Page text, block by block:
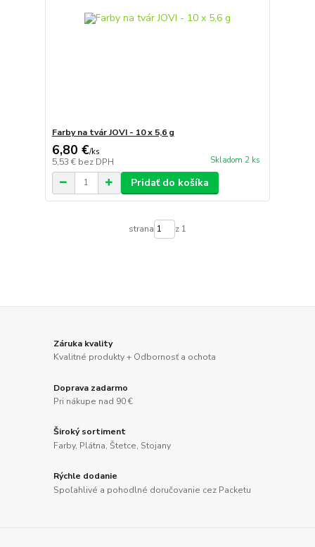
Farby na tvár JOVI - 10 x 5,6 g
6,80 €/ks
5,53 € bez DPH Skladom 2 ks
Pridať do košíka
strana z 1
Záruka kvality
Kvalitné produkty + Odbornosť a ochota
Doprava zadarmo
Pri nákupe nad 90 €
Široký sortiment
Farby, Plátna, Štetce, Stojany
Rýchle dodanie
Spoľahlivé a pohodlné doručovanie cez Packetu